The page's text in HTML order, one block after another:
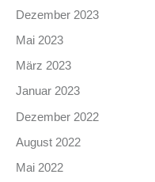
Dezember 2023
Mai 2023
März 2023
Januar 2023
Dezember 2022
August 2022
Mai 2022